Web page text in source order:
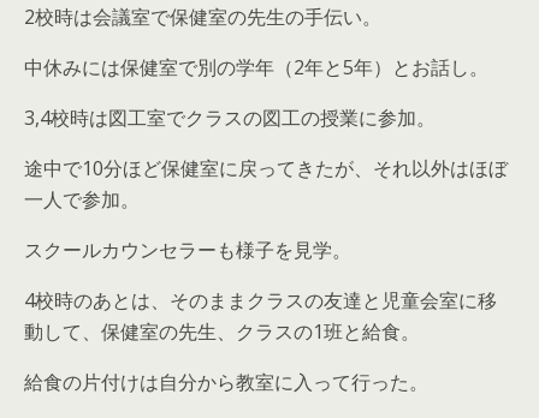
2校時は会議室で保健室の先生の手伝い。
中休みには保健室で別の学年（2年と5年）とお話し。
3,4校時は図工室でクラスの図工の授業に参加。
途中で10分ほど保健室に戻ってきたが、それ以外はほぼ
一人で参加。
スクールカウンセラーも様子を見学。
4校時のあとは、そのままクラスの友達と児童会室に移
動して、保健室の先生、クラスの1班と給食。
給食の片付けは自分から教室に入って行った。